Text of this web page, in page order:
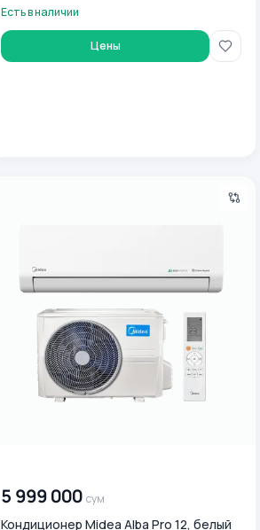
Есть в наличии
Цены
5 999 000 сум
Кондиционер Midea Alba Pro 12, белый